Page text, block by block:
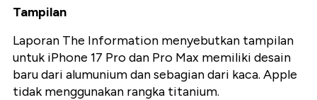
Tampilan
Laporan The Information menyebutkan tampilan
untuk iPhone 17 Pro dan Pro Max memiliki desain
baru dari alumunium dan sebagian dari kaca. Apple
tidak menggunakan rangka titanium.